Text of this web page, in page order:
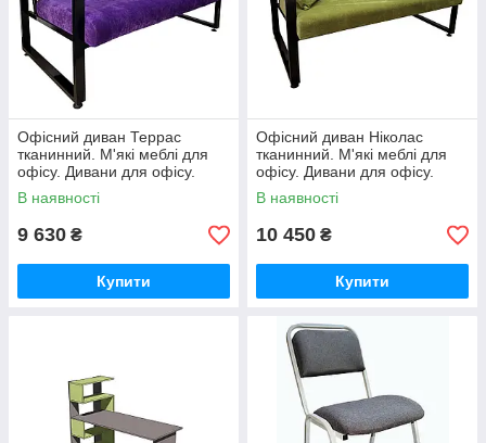
Офісний диван Террас
тканинний. М'які меблі для
офісу. Дивани для офісу.
В наявності
9 630 ₴
Купити
Офісний диван Ніколас
тканинний. М'які меблі для
офісу. Дивани для офісу.
В наявності
10 450 ₴
Купити